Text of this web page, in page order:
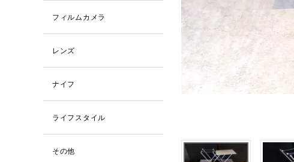
フィルムカメラ
レンズ
ナイフ
ライフスタイル
その他